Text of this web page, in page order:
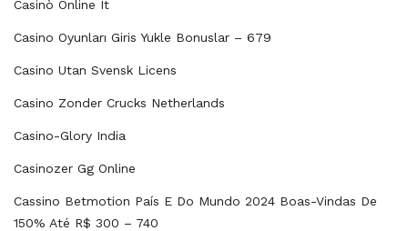
Casinò Online It
Casino Oyunları Giris Yukle Bonuslar – 679
Casino Utan Svensk Licens
Casino Zonder Crucks Netherlands
Casino-Glory India
Casinozer Gg Online
Cassino Betmotion País E Do Mundo 2024 Boas-Vindas De
150% Até R$ 300 – 740